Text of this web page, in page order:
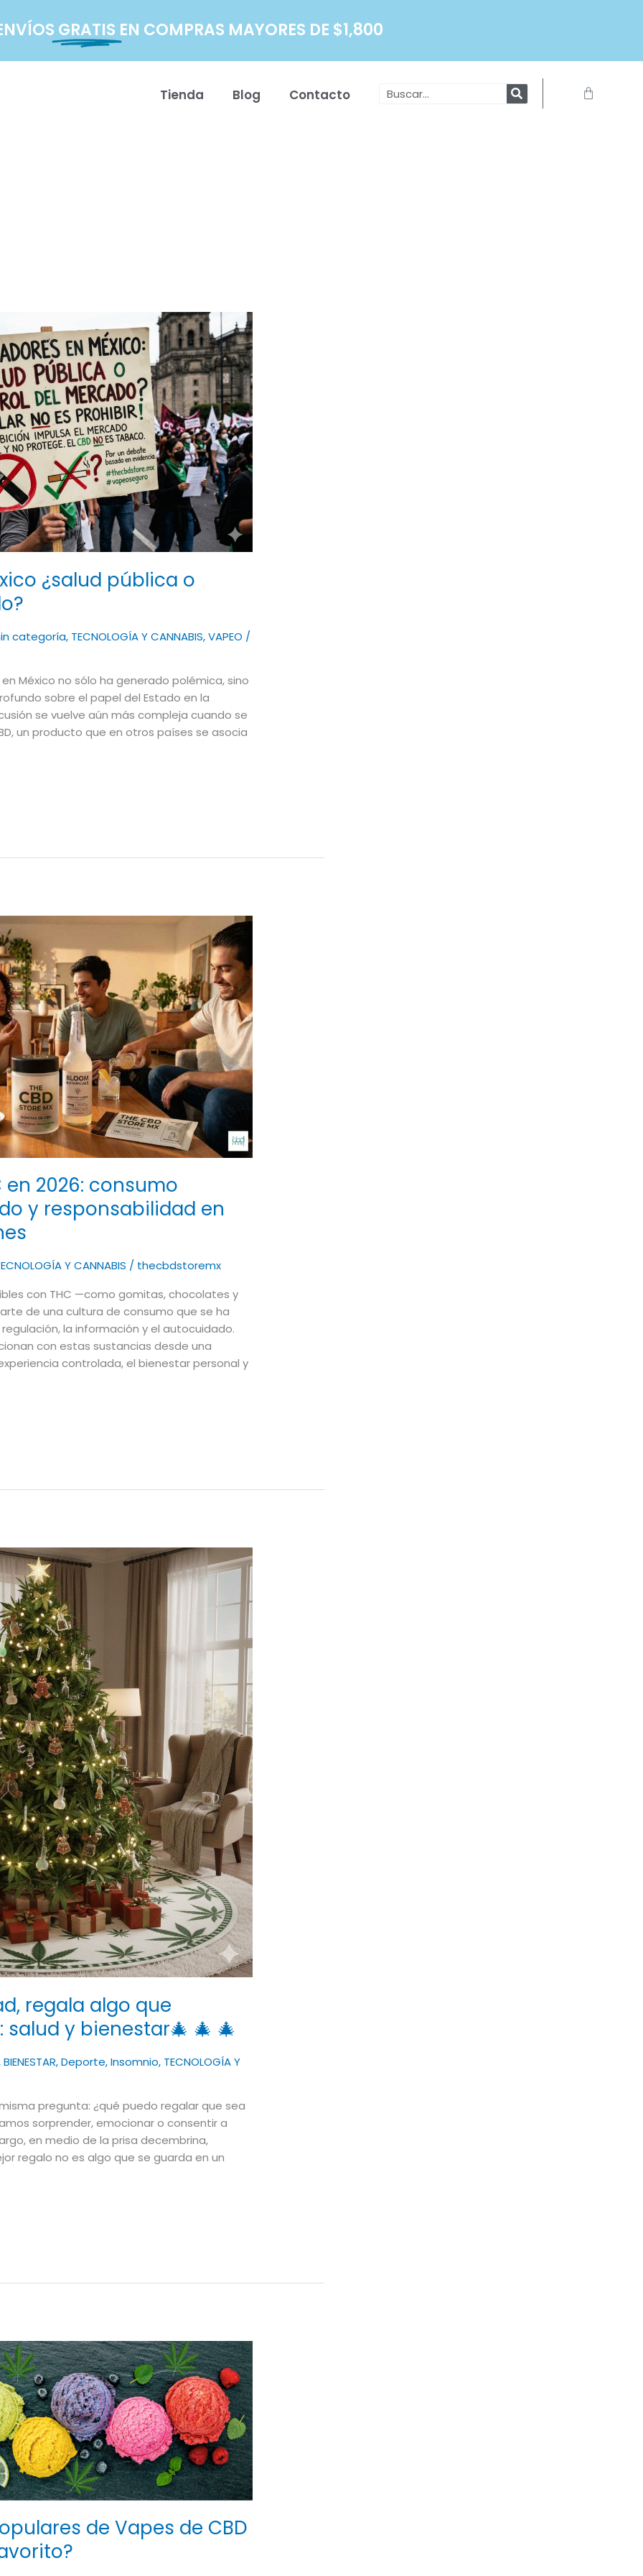
GRATIS EN COMPRAS MAYORES DE $1,800
Tienda Blog Contacto Search Carrito
¿salud pública o
categoría, TECNOLOGÍA Y CANNABIS,VAPEO /
México no sólo ha generado polémica, sino
sobre el papel del Estado en la
se vuelve aún más compleja cuando se
un producto que en otros países se asocia
en 2026: consumo
y responsabilidad en
Y CANNABIS / thecbdstoremx
con THC —como gomitas, chocolates y
de una cultura de consumo que se ha
la información y el autocuidado.
con estas sustancias desde una
controlada, el bienestar personal y
regala algo que
y bienestar🎄 🎄 🎄
BIENESTAR,Deporte,Insomnio, TECNOLOGÍA Y
pregunta: ¿qué puedo regalar que sea
sorprender, emocionar o consentir a
en medio de la prisa decembrina,
regalo no es algo que se guarda en un
de Vapes de CBD